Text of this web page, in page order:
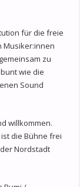
für die freie
Musiker:innen
zu
wie die
Sound
willkommen.
die Bühne frei
Nordstadt